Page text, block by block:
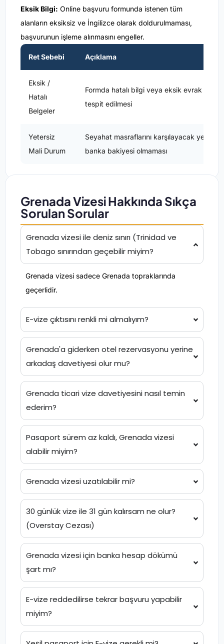
Eksik Bilgi: Online başvuru formunda istenen tüm
alanların eksiksiz ve İngilizce olarak doldurulmaması,
başvurunun işleme alınmasını engeller.
Ret Sebebi Açıklama
Eksik /
Hatalı
Belgeler
Formda hatalı bilgi veya eksik evrak
tespit edilmesi
Yetersiz
Mali Durum
Seyahat masraflarını karşılayacak yeterli
banka bakiyesi olmaması
Grenada Vizesi Hakkında Sıkça
Sorulan Sorular
Grenada vizesi ile deniz sınırı (Trinidad ve
Tobago sınırından geçebilir miyim?
Grenada vizesi sadece Grenada topraklarında
geçerlidir.
E-vize çıktısını renkli mi almalıyım?
Grenada'a giderken otel rezervasyonu yerine
arkadaş davetiyesi olur mu?
Grenada ticari vize davetiyesini nasıl temin
ederim?
Pasaport sürem az kaldı, Grenada vizesi
alabilir miyim?
Grenada vizesi uzatılabilir mi?
30 günlük vize ile 31 gün kalırsam ne olur?
(Overstay Cezası)
Grenada vizesi için banka hesap dökümü
şart mı?
E-vize reddedilirse tekrar başvuru yapabilir
miyim?